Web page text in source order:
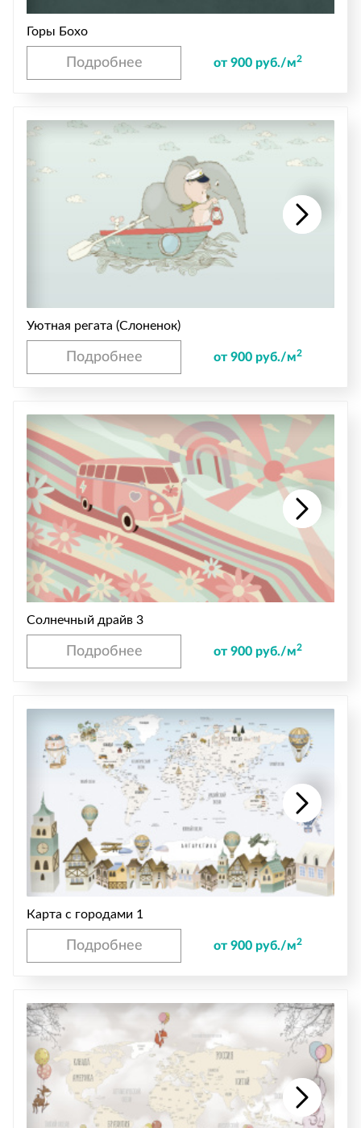
Горы Бохо
Подробнее от 900 руб./м2
Уютная регата (Слоненок)
Подробнее от 900 руб./м2
Солнечный драйв 3
Подробнее от 900 руб./м2
Карта с городами 1
Подробнее от 900 руб./м2